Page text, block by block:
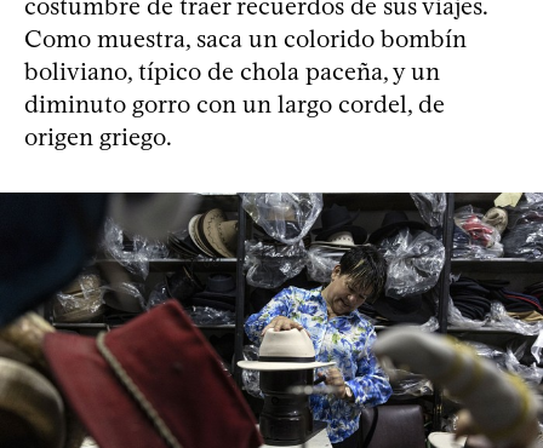
Como muestra, saca un colorido bombín
boliviano, típico de chola paceña, y un
diminuto gorro con un largo cordel, de
origen griego.